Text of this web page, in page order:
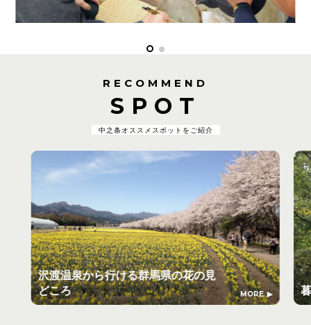
RECOMMEND
SPOT
中之条オススメスポットをご紹介
沢渡温泉から行ける群馬県の花の見
どころ
MORE